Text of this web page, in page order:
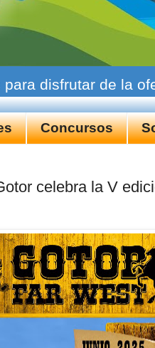
disfrutar de la
Concursos
celebra la V